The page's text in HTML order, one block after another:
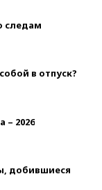
следам
в отпуск?
– 2026
добившиеся